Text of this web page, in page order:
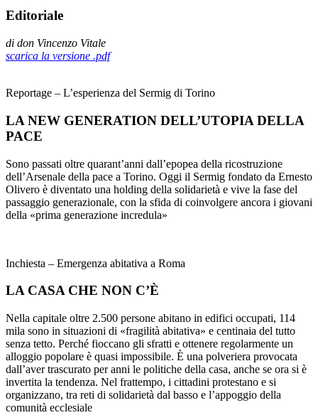
Editoriale
di don Vincenzo Vitale
scarica la versione .pdf
Reportage – L’esperienza del Sermig di Torino
LA NEW GENERATION DELL’UTOPIA DELLA
PACE
Sono passati oltre quarant’anni dall’epopea della ricostruzione
dell’Arsenale della pace a Torino. Oggi il Sermig fondato da Ernesto
Olivero è diventato una holding della solidarietà e vive la fase del
passaggio generazionale, con la sfida di coinvolgere ancora i giovani
della «prima generazione incredula»
Inchiesta – Emergenza abitativa a Roma
LA CASA CHE NON C’È
Nella capitale oltre 2.500 persone abitano in edifici occupati, 114
mila sono in situazioni di «fragilità abitativa» e centinaia del tutto
senza tetto. Perché fioccano gli sfratti e ottenere regolarmente un
alloggio popolare è quasi impossibile. È una polveriera provocata
dall’aver trascurato per anni le politiche della casa, anche se ora si è
invertita la tendenza. Nel frattempo, i cittadini protestano e si
organizzano, tra reti di solidarietà dal basso e l’appoggio della
comunità ecclesiale